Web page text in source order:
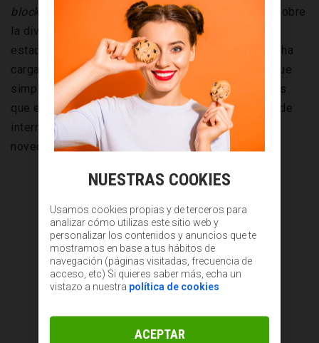
blockchain
, no se ha apagado. El último en opinar sobre
la divisa de Nakamoto ha sido el inversor
estadounidense Warren Buffet, que recientemente ha
cargado contra ella: mantiene que es un "engaño" que
simplemente "atrae a charlatanes". Pero lo cierto es
que el crecimiento de las criptomonedas en la era de
internet es imparable. Abordamos las últimas
novedades sobre esta divisa en el mundo:
NUESTRAS COOKIES
Usamos cookies propias y de terceros para
analizar cómo utilizas este sitio web y
personalizar los contenidos y anuncios que te
mostramos en base a tus hábitos de
navegación (páginas visitadas, frecuencia de
acceso, etc) Si quieres saber más, echa un
vistazo a nuestra política de cookies
ACEPTAR